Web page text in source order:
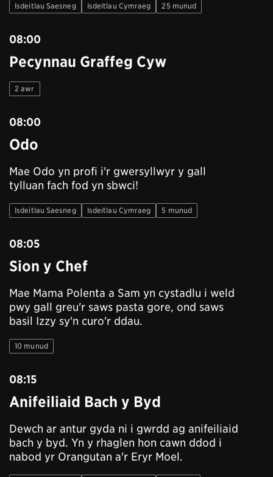
Isdeitlau Saesneg Isdeitlau Cymraeg 25 munud
08:00
Pecynnau Graffeg Cyw
2 awr
08:00
Odo
Mae Odo yn profi i'r gwersyllwyr y gall
tylluan fach fod yn sbwci!
Isdeitlau Saesneg Isdeitlau Cymraeg 5 munud
08:05
Sion y Chef
Mae Mama Polenta a Sam yn cystadlu i weld
pwy gall greu'r saws pasta gore, ond saws
basil Izzy sy'n curo'r ddau.
10 munud
08:15
Anifeiliaid Bach y Byd
Dewch ar antur gyda ni i gwrdd ag anifeiliaid
bach y byd. Yn y rhaglen hon cawn ddod i
nabod yr Orangutan a'r Eryr Moel.